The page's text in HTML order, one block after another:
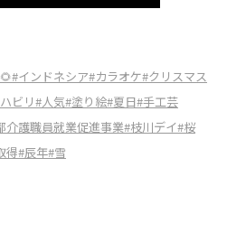
#インドネシア#カラオケ#クリスマス
ビリ#人気#塗り絵#夏日#手工芸
介護職員就業促進事業#枝川デイ#桜
得#辰年#雪